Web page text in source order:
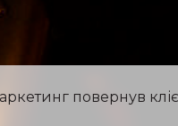
повернув